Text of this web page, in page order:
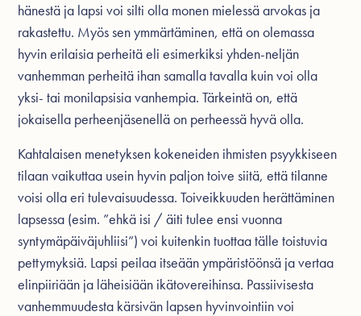
hänestä ja lapsi voi silti olla monen mielessä arvokas ja
rakastettu. Myös sen ymmärtäminen, että on olemassa
hyvin erilaisia perheitä eli esimerkiksi yhden-neljän
vanhemman perheitä ihan samalla tavalla kuin voi olla
yksi- tai monilapsisia vanhempia. Tärkeintä on, että
jokaisella perheenjäsenellä on perheessä hyvä olla.
Kahtalaisen menetyksen kokeneiden ihmisten psyykkiseen
tilaan vaikuttaa usein hyvin paljon toive siitä, että tilanne
voisi olla eri tulevaisuudessa. Toiveikkuuden herättäminen
lapsessa (esim. ”ehkä isi / äiti tulee ensi vuonna
syntymäpäiväjuhliisi”) voi kuitenkin tuottaa tälle toistuvia
pettymyksiä. Lapsi peilaa itseään ympäristöönsä ja vertaa
elinpiiriään ja läheisiään ikätovereihinsa. Passiivisesta
vanhemmuudesta kärsivän lapsen hyvinvointiin voi